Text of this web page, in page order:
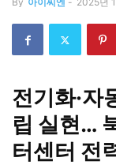
전기화·자
립 실현…
터센터 전